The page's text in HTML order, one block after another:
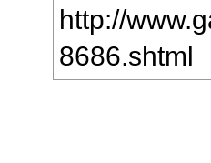
http://
8686.shtml